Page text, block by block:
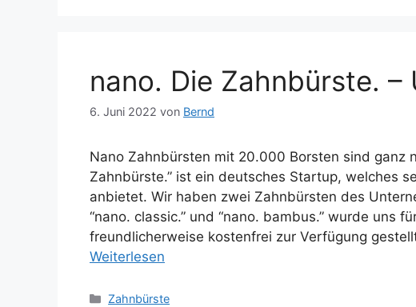
nano. Die Zahnbürste. –
6. Juni 2022 von Bernd
Nano Zahnbürsten mit 20.000 Borsten sind ganz
Zahnbürste.” ist ein deutsches Startup, welches
anbietet. Wir haben zwei Zahnbürsten des
“nano. classic.” und “nano. bambus.” wurde uns
freundlicherweise kostenfrei zur Verfügung
Weiterlesen
Kategorien
Zahnbürste